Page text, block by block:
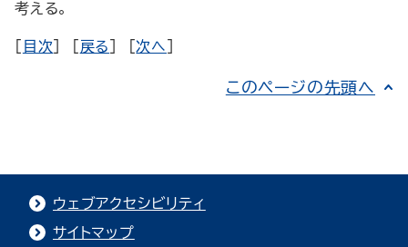
考える。
目次 戻る ] [次へ
このページの先頭へ
ウェブアクセシビリティ
サイトマップ